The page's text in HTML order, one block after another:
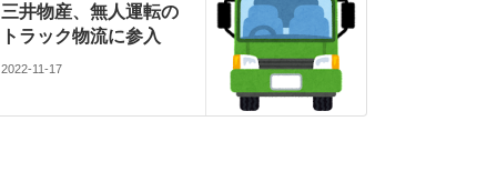
三井物産、無人運転の
トラック物流に参入
2022-11-17